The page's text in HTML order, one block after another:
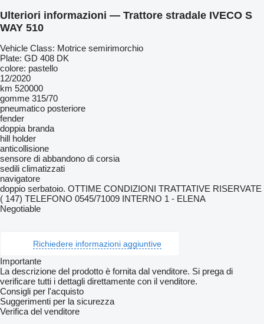
Ulteriori informazioni — Trattore stradale IVECO S
WAY 510
Vehicle Class: Motrice semirimorchio
Plate: GD 408 DK
colore: pastello
12/2020
km 520000
gomme 315/70
pneumatico posteriore
fender
doppia branda
hill holder
anticollisione
sensore di abbandono di corsia
sedili climatizzati
navigatore
doppio serbatoio. OTTIME CONDIZIONI TRATTATIVE RISERVATE
( 147) TELEFONO 0545/71009 INTERNO 1 - ELENA
Negotiable
Richiedere informazioni aggiuntive
Importante
La descrizione del prodotto è fornita dal venditore. Si prega di
verificare tutti i dettagli direttamente con il venditore.
Consigli per l'acquisto
Suggerimenti per la sicurezza
Verifica del venditore